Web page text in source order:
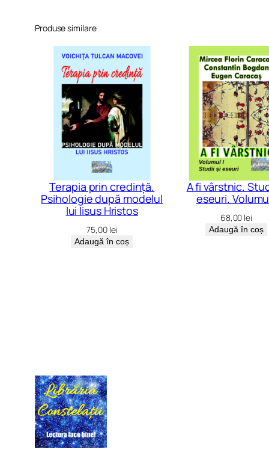
Produse similare
Terapia prin credință.
Psihologie după modelul
lui Iisus Hristos
75,00 lei
Adaugă în coș
A fi vârstnic.
eseuri.
68,00 lei
Adaugă în coș